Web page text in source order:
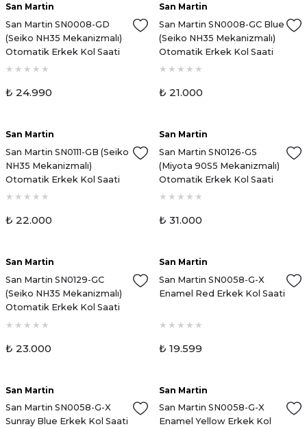
Yeni
San Martin
San Martin SN0008-GD
(Seiko NH35 Mekanizmalı)
Otomatik Erkek Kol Saati
₺ 24.990
Yeni
San Martin
San Martin SN0008-GC Blue
(Seiko NH35 Mekanizmalı)
Otomatik Erkek Kol Saati
₺ 21.000
Yeni
San Martin
San Martin SN0111-GB (Seiko
NH35 Mekanizmalı)
Otomatik Erkek Kol Saati
₺ 22.000
Yeni
San Martin
San Martin SN0126-GS
(Miyota 90S5 Mekanizmalı)
Otomatik Erkek Kol Saati
₺ 31.000
Yeni
San Martin
San Martin SN0129-GC
(Seiko NH35 Mekanizmalı)
Otomatik Erkek Kol Saati
₺ 23.000
Yeni
San Martin
San Martin SN0058-G-X
Enamel Red Erkek Kol Saati
₺ 19.599
Yeni
San Martin
San Martin SN0058-G-X
Sunray Blue Erkek Kol Saati
Yeni
San Martin
San Martin SN0058-G-X
Enamel Yellow Erkek Kol